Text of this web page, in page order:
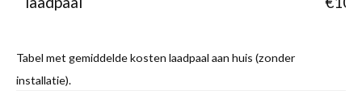
Tabel met gemiddelde kosten laadpaal aan huis (zonder
installatie).